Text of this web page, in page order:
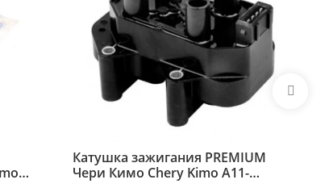
Катушка зажигания PREMIUM
Чери Кимо Chery Kimo A11-